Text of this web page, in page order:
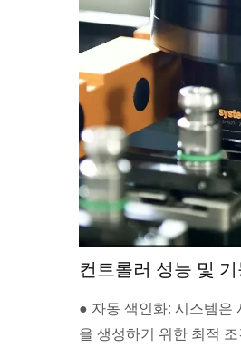
컨트롤러 성능 및
● 자동 색인화: 시스템은
을 생성하기 위한 최적